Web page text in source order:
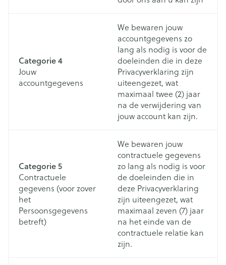
Categorie 4
Jouw
accountgegevens
We bewaren jouw
accountgegevens zo
lang als nodig is voor de
doeleinden die in deze
Privacyverklaring zijn
uiteengezet, wat
maximaal twee (2) jaar
na de verwijdering van
jouw account kan zijn.
Categorie 5
Contractuele
gegevens (voor zover
het
Persoonsgegevens
betreft)
We bewaren jouw
contractuele gegevens
zo lang als nodig is voor
de doeleinden die in
deze Privacyverklaring
zijn uiteengezet, wat
maximaal zeven (7) jaar
na het einde van de
contractuele relatie kan
zijn.